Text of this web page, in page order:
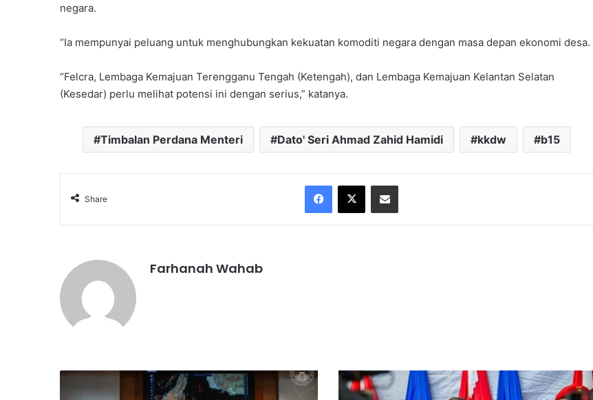
negara.
“Ia mempunyai peluang untuk menghubungkan kekuatan komoditi negara dengan masa depan ekonomi desa.
“Felcra, Lembaga Kemajuan Terengganu Tengah (Ketengah), dan Lembaga Kemajuan Kelantan Selatan
(Kesedar) perlu melihat potensi ini dengan serius,” katanya.
Timbalan Perdana Menteri Dato' Seri Ahmad Zahid Hamidi kkdw b15
Share
Farhanah Wahab
K
P